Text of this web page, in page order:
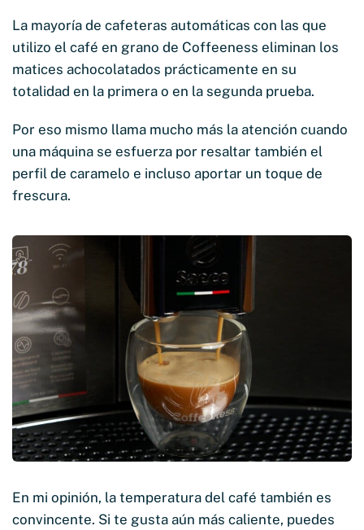
La mayoría de cafeteras automáticas con las que
utilizo el café en grano de Coffeeness eliminan los
matices achocolatados prácticamente en su
totalidad en la primera o en la segunda prueba.
Por eso mismo llama mucho más la atención cuando
una máquina se esfuerza por resaltar también el
perfil de caramelo e incluso aportar un toque de
frescura.
En mi opinión, la temperatura del café también es
convincente. Si te gusta aún más caliente, puedes